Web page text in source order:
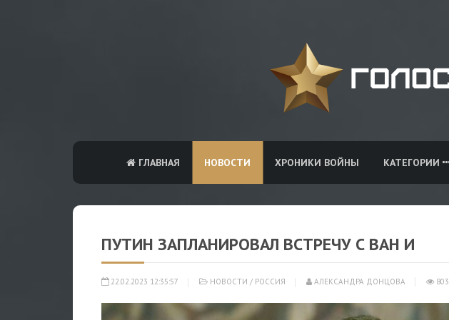
ГЛАВНАЯ НОВОСТИ ХРОНИКИ ВОЙНЫ КАТЕГОРИИ
ПУТИН ЗАПЛАНИРОВАЛ ВСТРЕЧУ С ВАН И
22.02.2023 12:35:57 НОВОСТИ / РОССИЯ АЛЕКСАНДРА ДОНЦОВА 803